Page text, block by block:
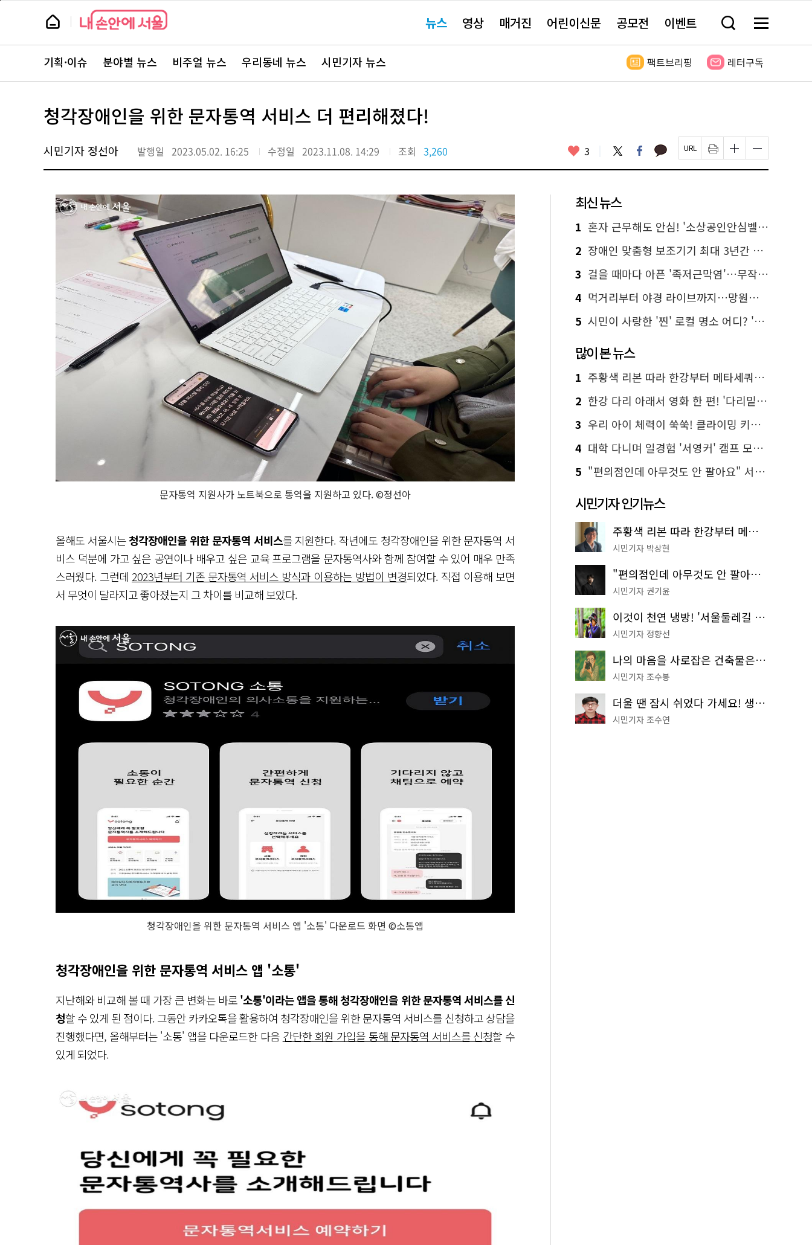
본
뉴
스 요뉴스 영상 매거진 어린이신문 공모전 이벤트 검
창
기
메
전
보
뉴
스
주
서
바
로
기획·이슈 분야별 뉴스 비주얼 뉴스 우리동네 뉴스 시민기자 뉴스 팩트브리핑 레터구독
청각장애인을 위한 문자통역 서비스 더 편리해졌다!
시민기자 정선아 발행일 2023.05.02. 16:25 수정일 2023.11.08. 14:29 조회 3,260 좋
요
3 트
위
터
페
이
스
카
카 페
이
지
인
쇄
하
글
자
크
하
기
글
자
크
하
기
문자통역 지원사가 노트북으로 통역을 지원하고 있다. ©정선아
올해도 서울시는청각장애인을 위한 문자통역 서비스를 지원한다. 작년에도 청각장애인을 위한 문자통역 서
비스 덕분에 가고 싶은 공연이나 배우고 싶은 교육 프로그램을 문자통역사와 함께 참여할 수 있어 매우 만족
스러웠다. 그런데 2023년부터 기존 문자통역 서비스 방식과 이용하는 방법이 변경되었다. 직접 이용해 보면
서 무엇이 달라지고 좋아졌는지 그 차이를 비교해 보았다.
청각장애인을 위한 문자통역 서비스 앱 '소통' 다운로드 화면 ©소통앱
청각장애인을 위한 문자통역 서비스 앱 '소통'
지난해와 비교해 볼 때 가장 큰 변화는 바로'소통'이라는 앱을 통해 청각장애인을 위한 문자통역 서비스를 신
청할 수 있게 된 점이다. 그동안 카카오톡을 활용하여 청각장애인을 위한 문자통역 서비스를 신청하고 상담을
진행했다면, 올해부터는 '소통' 앱을 다운로드한 다음 간단한 회원 가입을 통해 문자통역 서비스를 신청할 수
있게 되었다.
최신 뉴스
1 혼자 근무해도 안심! '소상공인안심벨' 신청하세요
2 장애인 맞춤형 보조기기 최대 3년간 무상 대여…삶의 질 높인다
3 걸을 때마다 아픈 '족저근막염'…무작정 참지 말고 '이것' 해보세요!
4 먹거리부터 야경 라이브까지…망원한강공원 알짜 코스
5 시민이 사랑한 '찐' 로컬 명소 어디? '서울에디션25' 추천 코스
많이 본 뉴스
1 주황색 리본 따라 한강부터 메타세쿼이아 숲길까지…서울둘레길 15코스
2 한강 다리 아래서 영화 한 편! '다리밑 영화관' 무료 상영
3 우리 아이 체력이 쑥쑥! 클라이밍 키즈카페·어린이 체력장
4 대학 다니며 일경험 '서영커' 캠프 모집…전액 무료
5 "편의점인데 아무것도 안 팔아요" 서울에서 가장 특별한 편의점의 정체
시민기자 인기뉴스
주황색 리본 따라 한강부터 메타세쿼이아 숲길까지…서울둘레길 15코스
시민기자 박상현
"편의점인데 아무것도 안 팔아요" 서울에서 가장 특별한 편의점의 정체
시민기자 권기윤
이것이 천연 냉방! '서울둘레길 9코스'로 숲속 피서 떠나볼까
시민기자 정향선
나의 마음을 사로잡은 건축물은? '서울시 건축상' 수상작 공개!
시민기자 조수봉
더울 땐 잠시 쉬었다 가세요! 생수 냉장고부터 해피소·무더위쉼터까지
시민기자 조수연
페